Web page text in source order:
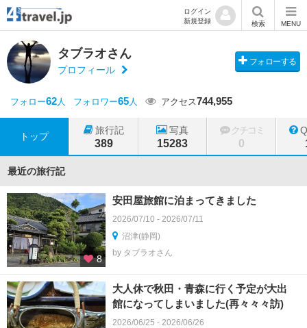
ログイン
新規登録
検索 MENU
タブラオさん
プロフィール
フォローする
フォロー62人 フォロワー65人 アクセス744,955
トップ
旅行記
389
写真
15283
クチコミ
0
最近の旅行記
8
安田屋旅館に泊まってきました
2026/07/10 - 2026/07/11
沼津(静岡)
by タブラオさん
大人休で秋田・青森に行く予定が大出
館になってしまいました(再々々々訪)
2026/06/25 - 2026/06/26